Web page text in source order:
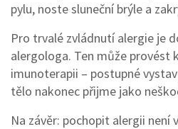
pylu, noste sluneční brýle a
Pro trvalé zvládnutí alergie je
alergologa. Ten může provést
imunoterapii – postupné
tělo nakonec přijme jako
Na závěr: pochopit alergii není